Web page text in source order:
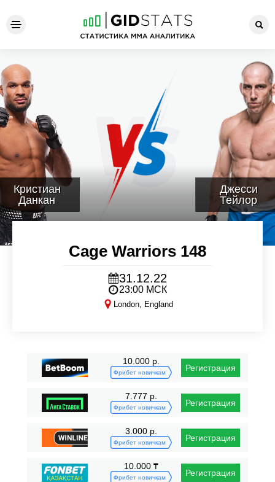
Cage Warriors 148
Кристиан
Данкан
Джесси
Тейлор
Cage Warriors 148
31.12.22
23:00 МСК
London, England
10.000 р.
Фрибет новичкам Регистрация
7.777 р.
Фрибет новичкам Регистрация
3.000 р.
Фрибет новичкам Регистрация
10.000 ₸
Фрибет новичкам Регистрация